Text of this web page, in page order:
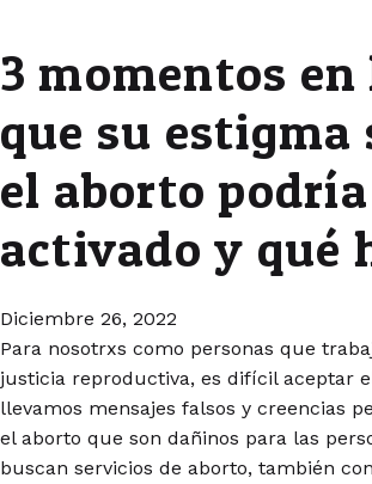
3 momentos en
que su estigma
el aborto
activado y qué
Diciembre 26, 2022
Para nosotrxs como personas que
justicia reproductiva, es difícil aceptar
llevamos mensajes falsos y creencias
el aborto que son dañinos para las
buscan servicios de aborto, también